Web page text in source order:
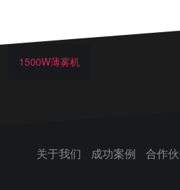
1500W薄雾机
关于我们 成功案例 合作